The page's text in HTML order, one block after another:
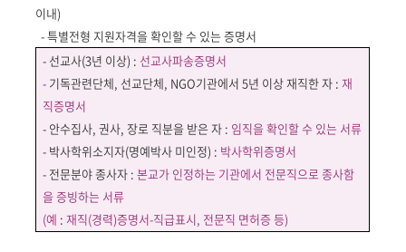
이내)
-특별전형 지원자격을 확인할 수 있는 증명서
- 선교사(3년 이상) : 선교사파송증명서
- 기독관련단체, 선교단체, NGO기관에서5년 이상 재직한 자 : 재
직증명서
- 안수집사,권사, 장로 직분을 받은 자 : 임직을 확인할 수 있는 서류
- 박사학위소지자(명예박사 미인정) : 박사학위증명서
- 전문분야 종사자 :본교가 인정하는 기관에서 전문직으로 종사함
을 증빙하는 서류
(예 :재직(경력)증명서-직급표시, 전문직 면허증 등)